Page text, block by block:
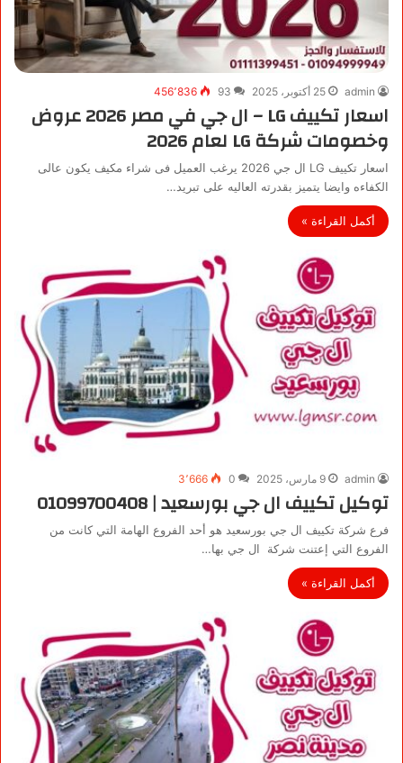
admin 25 أكتوبر، 2025 93 456٬836
اسعار تكييف LG – ال جي في مصر 2026 عروض
وخصومات شركة LG لعام 2026
اسعار تكييف LG ال جي 2026 يرغب العميل فى شراء مكيف يكون عالى
الكفاءه وايضا يتميز بقدرته العاليه على تبريد…
أكمل القراءة »
admin 9 مارس، 2025 0 3٬666
توكيل تكييف ال جي بورسعيد | 01099700408
فرع شركة تكييف ال جي بورسعيد هو أحد الفروع الهامة التي كانت من
الفروع التي إعتنت شركة ال جي بها…
أكمل القراءة »